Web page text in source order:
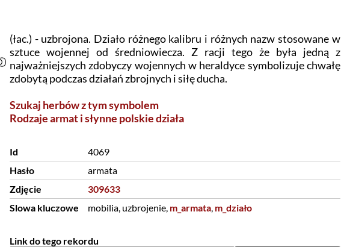
(łac.) - uzbrojona. Działo różnego kalibru i różnych nazw stosowane w
sztuce wojennej od średniowiecza. Z racji tego że była jedną z
najważniejszych zdobyczy wojennych w heraldyce symbolizuje chwałę
zdobytą podczas działań zbrojnych i siłę ducha.
Szukaj herbów z tym symbolem
Rodzaje armat i słynne polskie działa
Id
4069
Hasło
armata
Zdjęcie
309633
Slowa kluczowe
mobilia, uzbrojenie, m_armata, m_działo
Link do tego rekordu